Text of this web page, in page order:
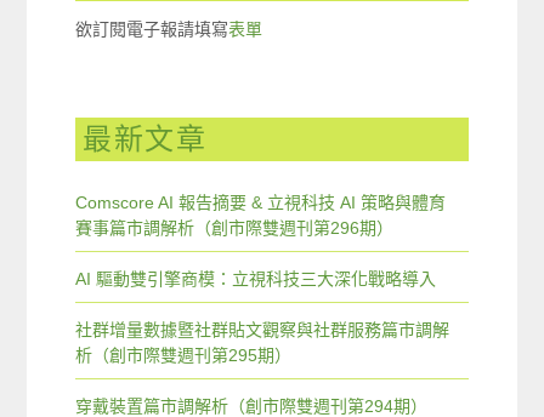
欲訂閱電子報請填寫表單
最新文章
Comscore AI 報告摘要 & 立視科技 AI 策略與體育
賽事篇市調解析（創市際雙週刊第296期）
AI 驅動雙引擎商模：立視科技三大深化戰略導入
社群增量數據暨社群貼文觀察與社群服務篇市調解
析（創市際雙週刊第295期）
穿戴裝置篇市調解析（創市際雙週刊第294期）